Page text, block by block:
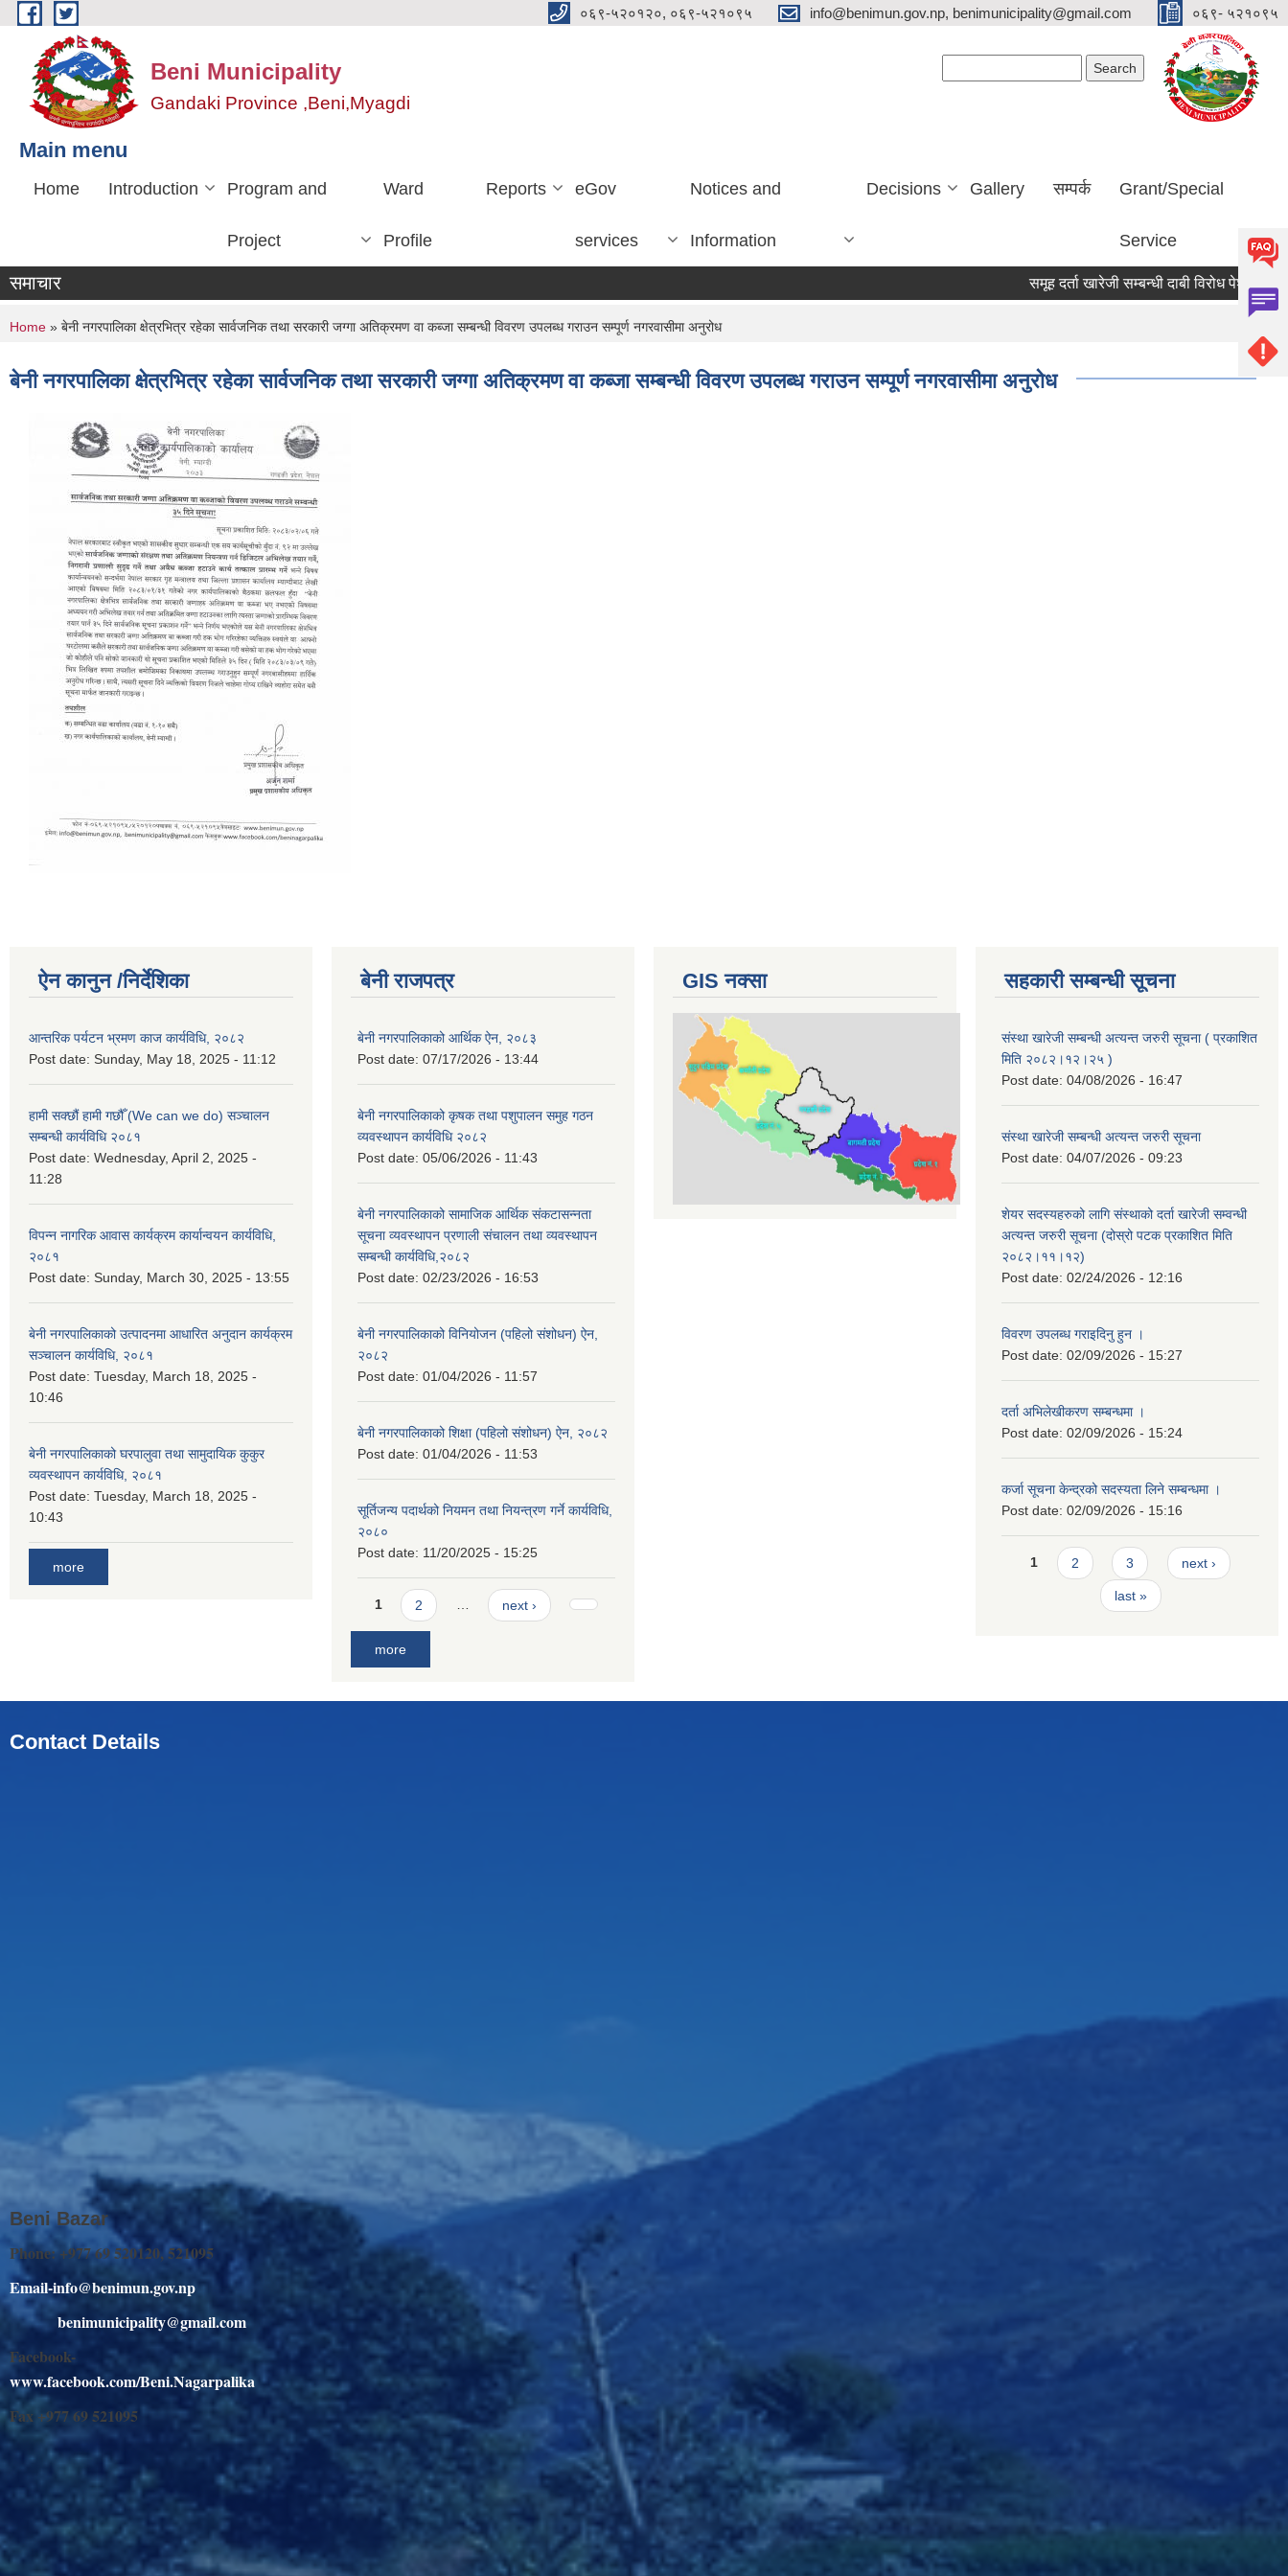
Skip to main content ०६९-५२०१२०, ०६९-५२१०९५ info@benimun.gov.np, benimunicipality@gmail.com ०६९- ५२१०९५
Beni Municipality
Gandaki Province ,Beni,Myagdi
Main menu
Home Introduction Program and
Project
Ward
Profile
Reports eGov
services
Notices and
Information
Decisions Gallery सम्पर्क Grant/Special
Service
समाचार समूह दर्ता खारेजी सम्बन्धी दाबी विरोध पेश गर्ने सूचना ।
You are here
Home » बेनी नगरपालिका क्षेत्रभित्र रहेका सार्वजनिक तथा सरकारी जग्गा अतिक्रमण वा कब्जा सम्बन्धी विवरण उपलब्ध गराउन सम्पूर्ण नगरवासीमा अनुरोध
बेनी नगरपालिका क्षेत्रभित्र रहेका सार्वजनिक तथा सरकारी जग्गा अतिक्रमण वा कब्जा सम्बन्धी विवरण उपलब्ध गराउन सम्पूर्ण नगरवासीमा अनुरोध
ऐन कानुन /निर्देशिका
आन्तरिक पर्यटन भ्रमण काज कार्यविधि, २०८२
Post date: Sunday, May 18, 2025 - 11:12
हामी सक्छौं हामी गछौँ (We can we do) सञ्चालन
सम्बन्धी कार्यविधि २०८१
Post date: Wednesday, April 2, 2025 -
11:28
विपन्न नागरिक आवास कार्यक्रम कार्यान्वयन कार्यविधि,
२०८१
Post date: Sunday, March 30, 2025 - 13:55
बेनी नगरपालिकाको उत्पादनमा आधारित अनुदान कार्यक्रम
सञ्‍चालन कार्यविधि, २०८१
Post date: Tuesday, March 18, 2025 -
10:46
बेनी नगरपालिकाको घरपालुवा तथा सामुदायिक कुकुर
व्यवस्थापन कार्यविधि, २०८१
Post date: Tuesday, March 18, 2025 -
10:43
more
बेनी राजपत्र
बेनी नगरपालिकाको आर्थिक ऐन, २०८३
Post date: 07/17/2026 - 13:44
बेनी नगरपालिकाको कृषक तथा पशुपालन समुह गठन
व्यवस्थापन कार्यविधि २०८२
Post date: 05/06/2026 - 11:43
बेनी नगरपालिकाको सामाजिक आर्थिक संकटासन्नता
सूचना व्यवस्थापन प्रणाली संचालन तथा व्यवस्थापन
सम्बन्धी कार्यविधि,२०८२
Post date: 02/23/2026 - 16:53
बेनी नगरपालिकाको विनियोजन (पहिलो संशोधन) ऐन,
२०८२
Post date: 01/04/2026 - 11:57
बेनी नगरपालिकाको शिक्षा (पहिलो संशोधन) ऐन, २०८२
Post date: 01/04/2026 - 11:53
सूर्तिजन्य पदार्थको नियमन तथा नियन्त्रण गर्ने कार्यविधि,
२०८०
Post date: 11/20/2025 - 15:25
Pages
1 2 … next ›
more
GIS नक्सा सहकारी सम्बन्धी सूचना
संस्था खारेजी सम्बन्धी अत्यन्त जरुरी सूचना ( प्रकाशित
मिति २०८२।१२।२५ )
Post date: 04/08/2026 - 16:47
संस्था खारेजी सम्बन्धी अत्यन्त जरुरी सूचना
Post date: 04/07/2026 - 09:23
शेयर सदस्यहरुको लागि संस्थाको दर्ता खारेजी सम्वन्धी
अत्यन्त जरुरी सूचना (दोस्रो पटक प्रकाशित मिति
२०८२।११।१२)
Post date: 02/24/2026 - 12:16
विवरण उपलब्ध गराइदिनु हुन ।
Post date: 02/09/2026 - 15:27
दर्ता अभिलेखीकरण सम्बन्धमा ।
Post date: 02/09/2026 - 15:24
कर्जा सूचना केन्द्रको सदस्यता लिने सम्बन्धमा ।
Post date: 02/09/2026 - 15:16
Pages
1 2 3 next ›
last »
Contact Details
Beni Bazar
Phone: +977 69 520120, 521095
Email-info@benimun.gov.np
benimunicipality@gmail.com
Facebook-
www.facebook.com/Beni.Nagarpalika
Fax +977 69 521095